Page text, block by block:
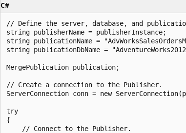
C#
// Define the server, database, and
string publisherName = publisherInstance;
string publicationName =
string publicationDbName =
MergePublication publication;
// Create a connection to the Publisher.
ServerConnection conn = new
try
{
    // Connect to the Publisher.